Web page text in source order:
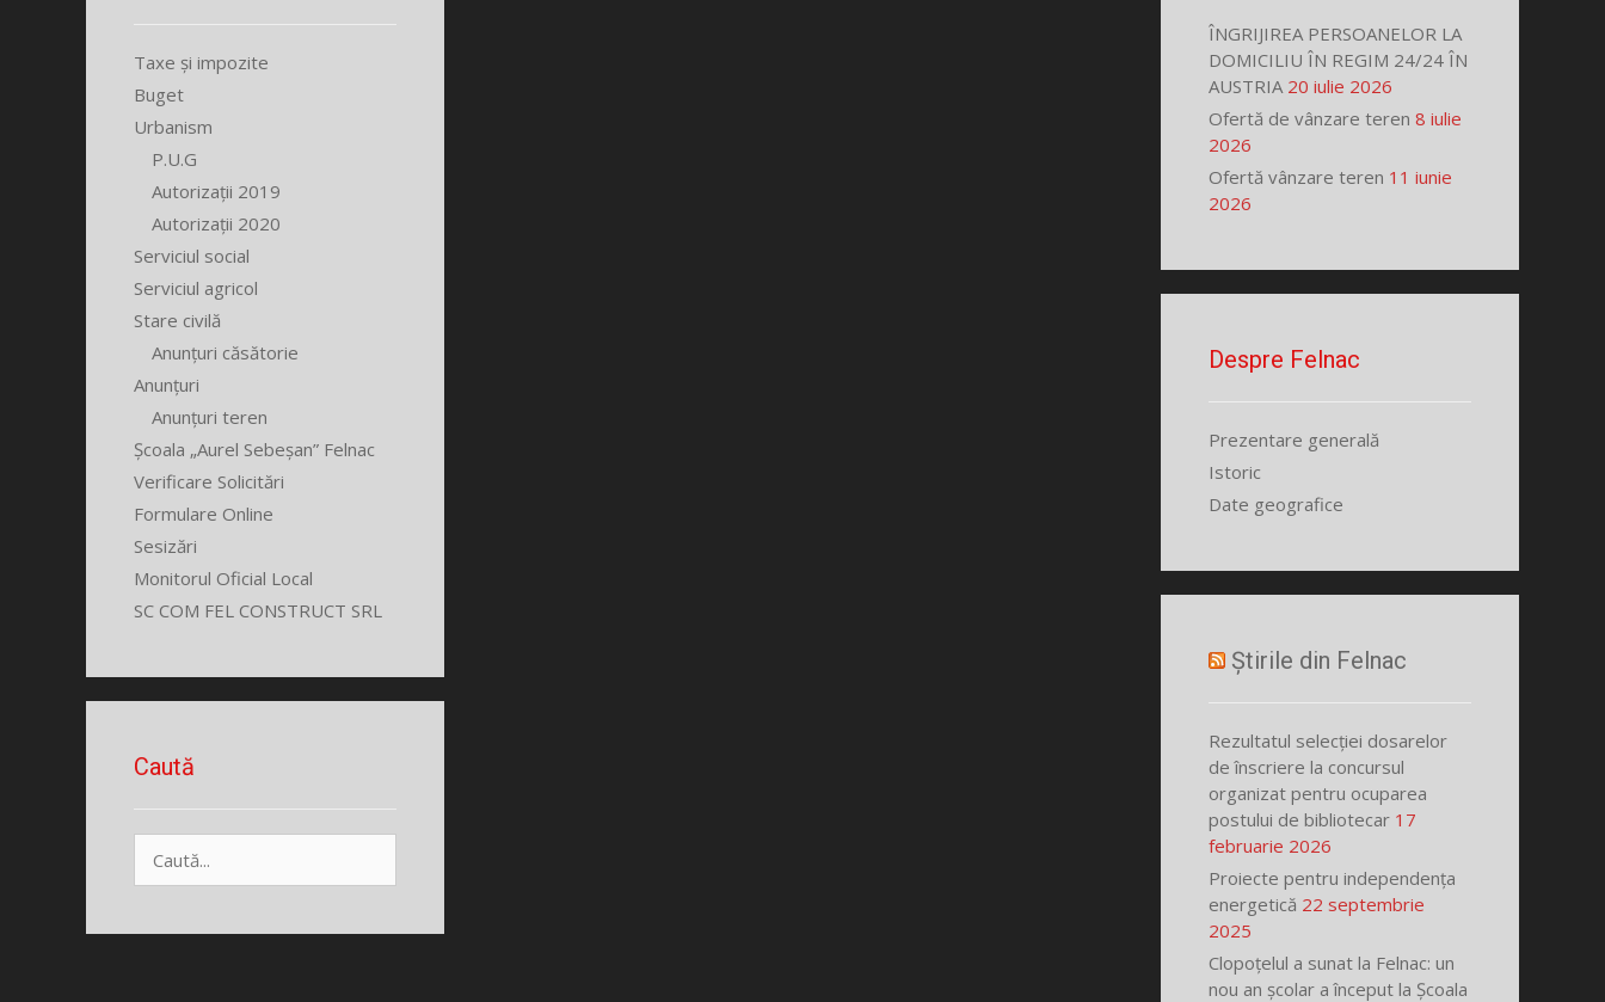
Taxe și impozite
Buget
Urbanism
P.U.G
Autorizații 2019
Autorizații 2020
Serviciul social
Serviciul agricol
Stare civilă
Anunțuri căsătorie
Anunțuri
Anunțuri teren
Școala „Aurel Sebeșan” Felnac
Verificare Solicitări
Formulare Online
Sesizări
Monitorul Oficial Local
SC COM FEL CONSTRUCT SRL
Caută
după:
ÎNGRIJIREA PERSOANELOR LA
DOMICILIU ÎN REGIM 24/24 ÎN
AUSTRIA 20 iulie 2026
Ofertă de vânzare teren 8 iulie
2026
Ofertă vânzare teren 11 iunie
2026
Despre Felnac
Prezentare generală
Istoric
Date geografice
Știrile din Felnac
Rezultatul selecției dosarelor
de înscriere la concursul
organizat pentru ocuparea
postului de bibliotecar 17
februarie 2026
Proiecte pentru independența
energetică 22 septembrie
2025
Clopoțelul a sunat la Felnac: un
nou an școlar a început la Școala